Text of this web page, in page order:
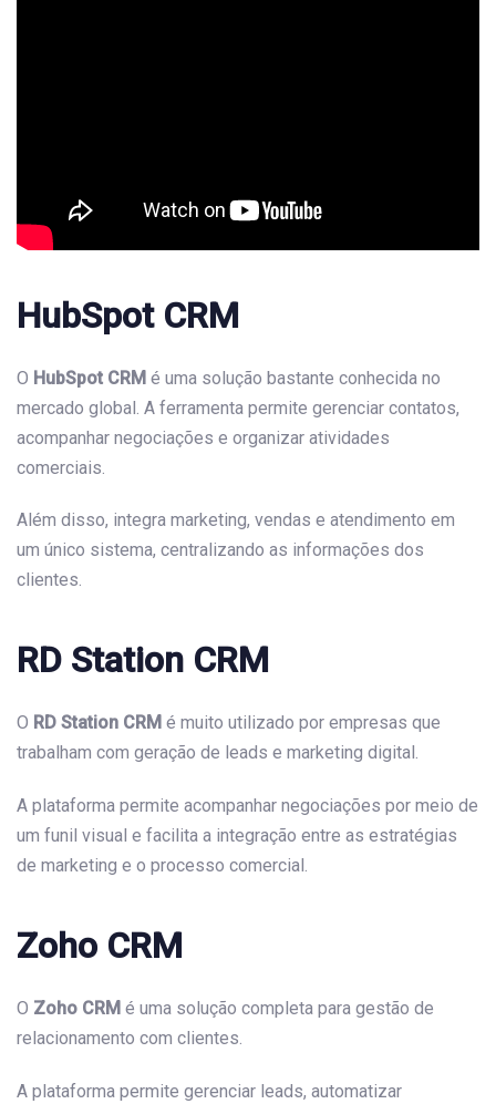
HubSpot CRM
O HubSpot CRM é uma solução bastante conhecida no
mercado global. A ferramenta permite gerenciar contatos,
acompanhar negociações e organizar atividades
comerciais.
Além disso, integra marketing, vendas e atendimento em
um único sistema, centralizando as informações dos
clientes.
RD Station CRM
O RD Station CRM é muito utilizado por empresas que
trabalham com geração de leads e marketing digital.
A plataforma permite acompanhar negociações por meio de
um funil visual e facilita a integração entre as estratégias
de marketing e o processo comercial.
Zoho CRM
O Zoho CRM é uma solução completa para gestão de
relacionamento com clientes.
A plataforma permite gerenciar leads, automatizar